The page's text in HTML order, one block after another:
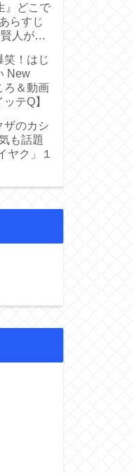
』どこで
らすじ
人が若
笑！はじ
New
ろ＆動画
テQ】
ザのカシ
も話題
ヤク」１